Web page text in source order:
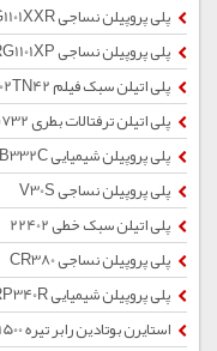
پلی پروپیلن نساجی RG1101XXR
پلی پروپیلن نساجی RG1101XP
پلی اتیلن سبک فیلم 2102TN42
پلی اتیلن ترفتالات بطری BG732
پلی پروپیلن شیمیایی ZB332C
پلی پروپیلن نساجی V30S
پلی اتیلن سبک خطی 22402
پلی پروپیلن نساجی CR380
پلی پروپیلن شیمیایی RP340R
استایرن بوتادین رابر تیره 1500